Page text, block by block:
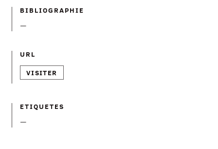
BIBLIOGRAPHIE
—
URL
VISITER
ETIQUETES
—